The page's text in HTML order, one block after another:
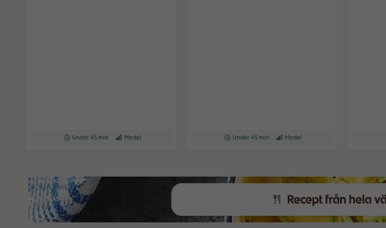
Receptet tar Under 45 min att tillaga
Under 45 min Receptet har Medel svårighetsgrad
Medel Receptet tar Under 45 min att tillaga
Under 45 min Receptet har Medel svårighetsgrad
Medel